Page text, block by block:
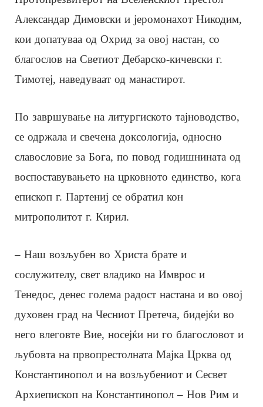
Александар Димовски и јеромонахот Никодим,
кои допатуваа од Охрид за овој настан, со
благослов на Светиот Дебарско-кичевски г.
Тимотеј, наведуваат од манастирот.
По завршување на литургиското тајноводство,
се одржала и свечена доксологија, односно
славословие за Бога, по повод годишнината од
воспоставувањето на црковното единство, кога
епископ г. Партениј се обратил кон
митрополитот г. Кирил.
– Наш возљубен во Христа брате и
сослужителу, свет владико на Имврос и
Тенедос, денес голема радост настана и во овој
духовен град на Чесниот Претеча, бидејќи во
него влеговте Вие, носејќи ни го благословот и
љубовта на првопрестолната Мајка Црква од
Константинопол и на возљубениот и Сесвет
Архиепископ на Константинопол – Нов Рим и